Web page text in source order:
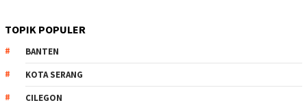
TOPIK POPULER
BANTEN
KOTA SERANG
CILEGON